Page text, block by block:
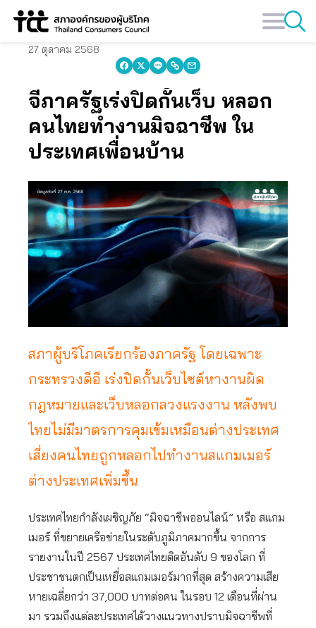
Skip
27 ตุลาคม 2568
จี้ภาครัฐเร่งปิดกั้นเว็บ หลอก
คนไทยทำงานมิจฉาชีพ ใน
ประเทศเพื่อนบ้าน
สภาผู้บริโภคเรียกร้องภาครัฐ โดยเฉพาะ
กระทรวงดีอี เร่งปิดกั้นเว็บไซต์หางานผิด
กฎหมายและเว็บหลอกลวงแรงงาน หลังพบ
ไทยไม่มีมาตรการคุมเข้มเหมือนต่างประเทศ
เสี่ยงคนไทยถูกหลอกไปทำงานสแกมเมอร์
ต่างประเทศเพิ่มขึ้น
ประเทศไทยกำลังเผชิญภัย “มิจฉาชีพออนไลน์” หรือ สแกม
เมอร์ ที่ขยายเครือข่ายในระดับภูมิภาคมากขึ้น จากการ
รายงานในปี 2567 ประเทศไทยติดอันดับ 9 ของโลก ที่
ประชาชนตกเป็นเหยื่อสแกมเมอร์มากที่สุด สร้างความเสีย
หายเฉลี่ยกว่า 37,000 บาทต่อคน ในรอบ 12 เดือนที่ผ่าน
มา รวมถึงแต่ละประเทศได้วางแนวทางปราบมิจฉาชีพที่